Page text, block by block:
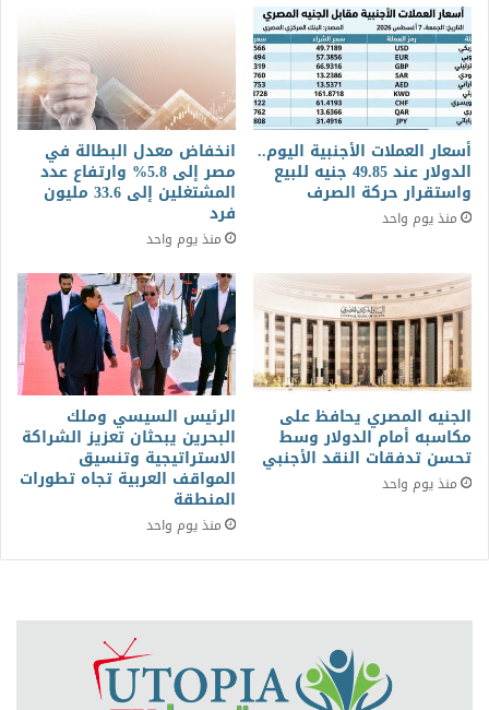
أسعار العملات الأجنبية اليوم..
الدولار عند 49.85 جنيه للبيع
واستقرار حركة الصرف
منذ يوم واحد
انخفاض معدل البطالة في
مصر إلى 5.8% وارتفاع عدد
المشتغلين إلى 33.6 مليون
فرد
منذ يوم واحد
الجنيه المصري يحافظ على
مكاسبه أمام الدولار وسط
تحسن تدفقات النقد الأجنبي
منذ يوم واحد
الرئيس السيسي وملك
البحرين يبحثان تعزيز الشراكة
الاستراتيجية وتنسيق
المواقف العربية تجاه تطورات
المنطقة
منذ يوم واحد